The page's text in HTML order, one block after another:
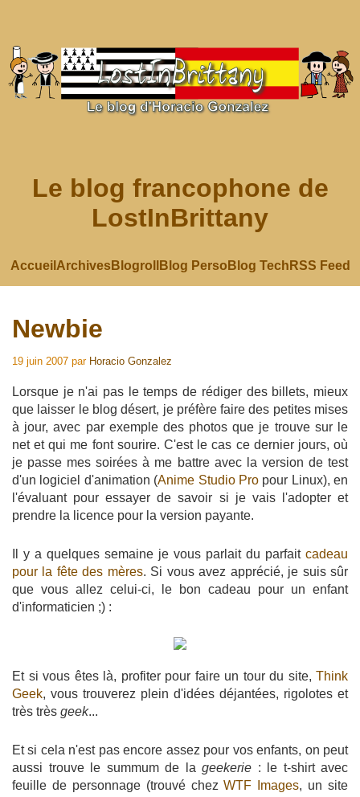
Le blog francophone de
LostInBrittany
Accueil ArchivesBlogroll Blog Perso Blog Tech RSS Feed
Newbie
19 juin 2007 par Horacio Gonzalez
Lorsque je n'ai pas le temps de rédiger des billets, mieux
que laisser le blog désert, je préfère faire des petites mises
à jour, avec par exemple des photos que je trouve sur le
net et qui me font sourire. C'est le cas ce dernier jours, où
je passe mes soirées à me battre avec la version de test
d'un logiciel d'animation (Anime Studio Propour Linux), en
l'évaluant pour essayer de savoir si je vais l'adopter et
prendre la licence pour la version payante.
Il y a quelques semaine je vous parlait du parfait cadeau
pour la fête des mères. Si vous avez apprécié, je suis sûr
que vous allez celui-ci, le bon cadeau pour un enfant
d'informaticien ;) :
Et si vous êtes là, profiter pour faire un tour du site, Think
Geek, vous trouverez plein d'idées déjantées, rigolotes et
très très geek...
Et si cela n'est pas encore assez pour vos enfants, on peut
aussi trouve le summum de la geekerie : le t-shirt avec
feuille de personnage (trouvé chezWTF Images, un site